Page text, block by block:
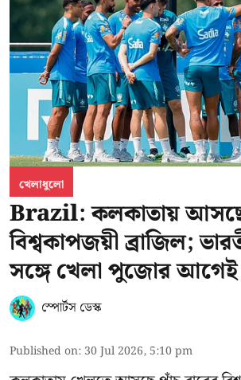
খেলাধুলো
Brazil: কলকাতায় আসছে
বিশ্বকাপজয়ী ব্রাজিল;
সঙ্গে খেলা পুজোর আগেই
স্পোর্টস ডেস্ক
Published on: 30 Jul 2026, 5:10 pm